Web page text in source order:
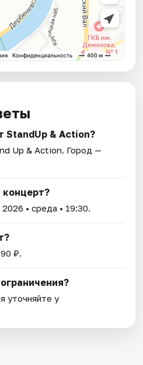
StandUp & Action?
Up & Action. Город —
концерт?
2026 • среда • 19:30.
₽.
уточняйте у